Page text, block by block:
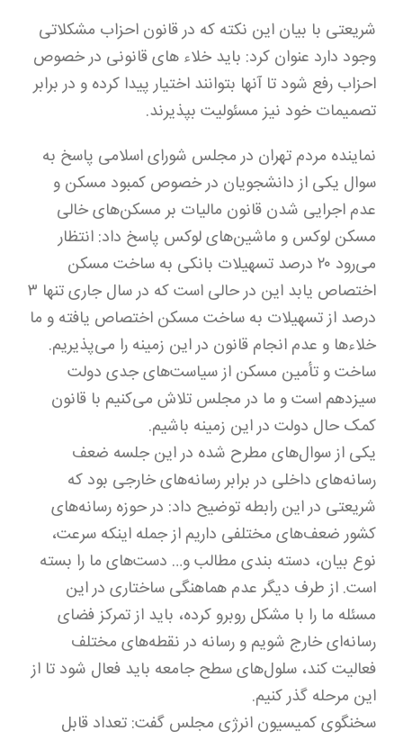
شریعتی با بیان این نکته که در قانون احزاب مشکلاتی
وجود دارد عنوان کرد: باید خلاء های قانونی در خصوص
احزاب رفع شود تا آنها بتوانند اختیار پیدا کرده و در برابر
تصمیمات خود نیز مسئولیت بپذیرند.
نماینده مردم تهران در مجلس شورای اسلامی پاسخ به
سوال یکی از دانشجویان در خصوص کمبود مسکن و
عدم اجرایی شدن قانون مالیات بر مسکن‌های خالی
مسکن لوکس و ماشین‌های لوکس پاسخ داد: انتظار
می‌رود ۲۰ درصد تسهیلات بانکی به ساخت مسکن
اختصاص یابد این در حالی است که در سال جاری تنها ۳
درصد از تسهیلات به ساخت مسکن اختصاص یافته و ما
خلاءها و عدم انجام قانون در این زمینه را می‌پذیریم.
ساخت و تأمین مسکن از سیاست‌های جدی دولت
سیزدهم است و ما در مجلس تلاش می‌کنیم با قانون
کمک حال دولت در این زمینه باشیم.
یکی از سوال‌های مطرح شده در این جلسه ضعف
رسانه‌های داخلی در برابر رسانه‌های خارجی بود که
شریعتی در این رابطه توضیح داد: در حوزه رسانه‌های
کشور ضعف‌های مختلفی داریم از جمله اینکه سرعت،
نوع بیان، دسته بندی مطالب و… دست‌های ما را بسته
است. از طرف دیگر عدم هماهنگی ساختاری در این
مسئله ما را با مشکل روبرو کرده، باید از تمرکز فضای
رسانه‌ای خارج شویم و رسانه در نقطه‌های مختلف
فعالیت کند، سلول‌های سطح جامعه باید فعال شود تا از
این مرحله گذر کنیم.
سخنگوی کمیسیون انرژی مجلس گفت: تعداد قابل